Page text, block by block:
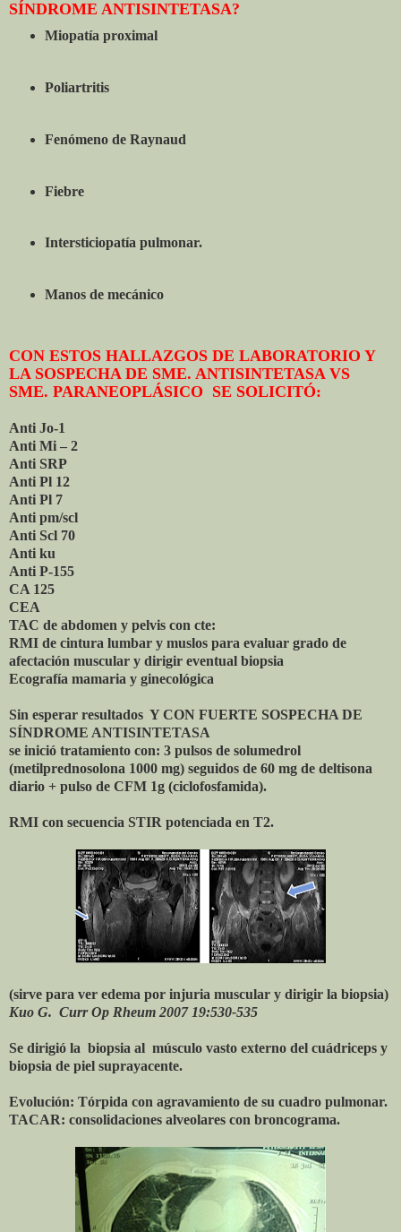
SÍNDROME ANTISINTETASA?
Miopatía proximal
Poliartritis
Fenómeno de Raynaud
Fiebre
Intersticiopatía pulmonar.
Manos de mecánico
CON ESTOS HALLAZGOS DE LABORATORIO Y
LA SOSPECHA DE SME. ANTISINTETASA VS
SME. PARANEOPLÁSICO SE SOLICITÓ:
Anti Jo-1
Anti Mi – 2
Anti SRP
Anti Pl 12
Anti Pl 7
Anti pm/scl
Anti Scl 70
Anti ku
Anti P-155
CA 125
CEA
TAC de abdomen y pelvis con cte:
RMI de cintura lumbar y muslos para evaluar grado de
afectación muscular y dirigir eventual biopsia
Ecografía mamaria y ginecológica
Sin esperar resultados Y CON FUERTE SOSPECHA DE
SÍNDROME ANTISINTETASA
se inició tratamiento con: 3 pulsos de solumedrol
(metilprednosolona 1000 mg) seguidos de 60 mg de deltisona
diario + pulso de CFM 1g (ciclofosfamida).
RMI con secuencia STIR potenciada en T2.
(sirve para ver edema por injuria muscular y dirigir la biopsia)
Kuo G. Curr Op Rheum 2007 19:530-535
Se dirigió la biopsia al músculo vasto externo del cuádriceps y
biopsia de piel suprayacente.
Evolución: Tórpida con agravamiento de su cuadro pulmonar.
TACAR: consolidaciones alveolares con broncograma.